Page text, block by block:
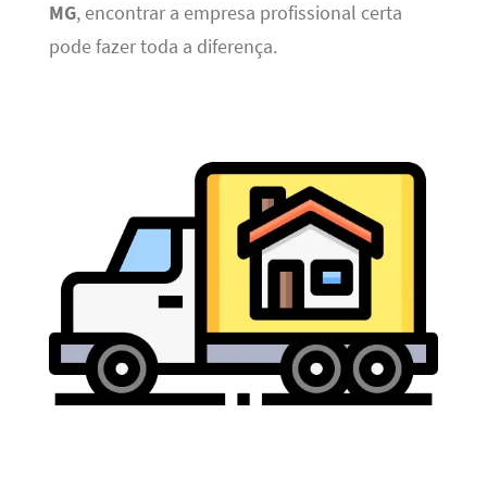
MG, encontrar a empresa profissional certa
pode fazer toda a diferença.